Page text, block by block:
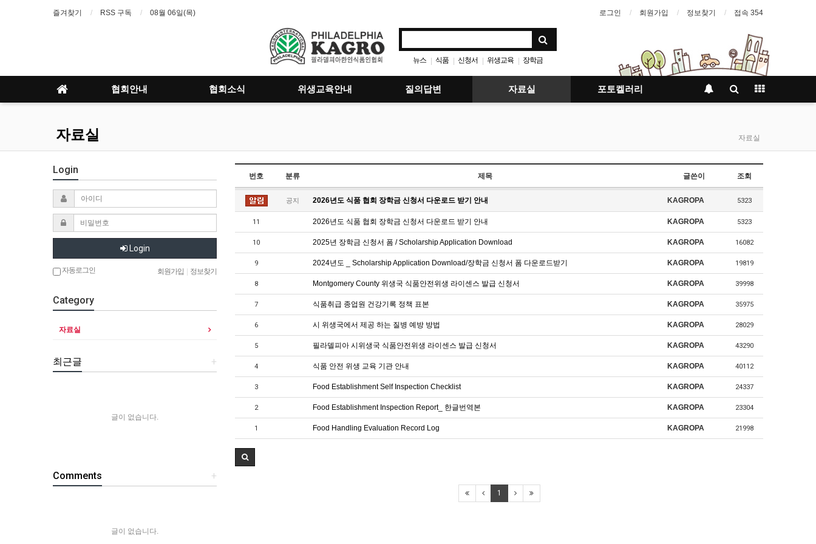
즐겨찾기 RSS 구독 08월 06일(목) 로그인 회원가입 정보찾기 접속 354
뉴스 | 식품 | 신청서 | 위생교육 | 장학금
협회안내 협회소식 위생교육안내 질의답변 자료실 포토켈러리
자료실 자료실
번호 분류 제목 글쓴이 조회
공지 2026년도 식품 협회 장학금 신청서 다운로드 받기 안내 KAGROPA 5323
11 2026년도 식품 협회 장학금 신청서 다운로드 받기 안내 KAGROPA 5323
10 2025년 장학금 신청서 폼 / Scholarship Application Download KAGROPA 16082
9 2024년도 _ Scholarship Application Download/장학금 신청서 폼 다운로드받기 KAGROPA 19819
8 Montgomery County 위생국 식품안전위생 라이센스 발급 신청서 KAGROPA 39998
7 식품취급 종업원 건강기록 정책 표본 KAGROPA 35975
6 시 위생국에서 제공 하는 질병 예방 방법 KAGROPA 28029
5 필라델피아 시위생국 식품안전위생 라이센스 발급 신청서 KAGROPA 43290
4 식품 안전 위생 교육 기관 안내 KAGROPA 40112
3 Food Establishment Self Inspection Checklist KAGROPA 24337
2 Food Establishment Inspection Report_ 한글번역본 KAGROPA 23304
1 Food Handling Evaluation Record Log KAGROPA 21998
1
Login
Login
자동로그인 회원가입 정보찾기
Category
자료실
+
최근글
글이 없습니다.
+
Comments
글이 없습니다.